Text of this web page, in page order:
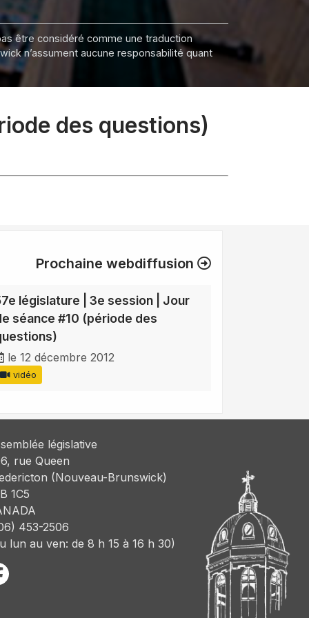
être considéré comme une traduction
n’assument aucune responsabilité quant
des questions)
Prochaine webdiffusion
législature | 3e session | Jour
séance #10 (période des
le 12 décembre 2012
vidéo
législative
rue Queen
(Nouveau-Brunswick)
1C5
453-2506
lun au ven: de 8 h 15 à 16 h 30)